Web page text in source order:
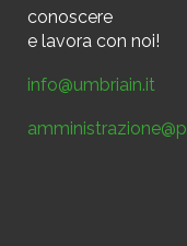
conoscere
e lavora con noi!
info@umbriain.it